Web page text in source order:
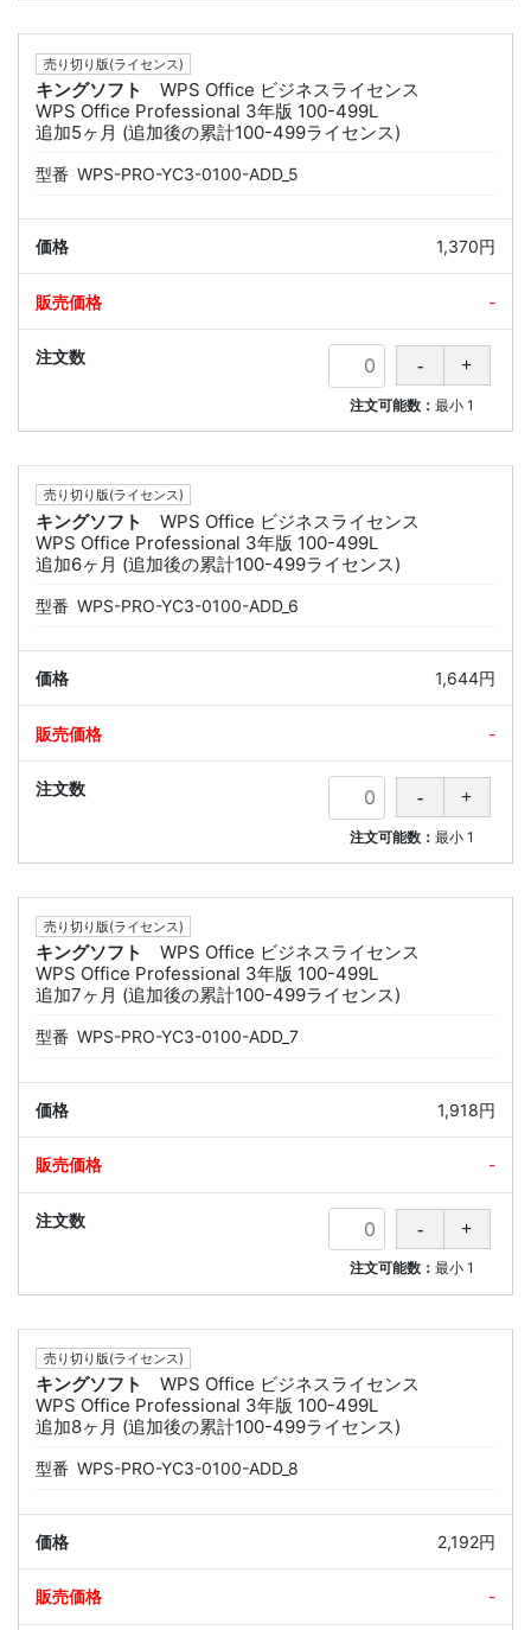
売り切り版(ライセンス)
キングソフト
WPS Office ビジネスライセンス
WPS Office Professional 3年版 100-499L
追加5ヶ月 (追加後の累計100-499ライセンス)
型番 WPS-PRO-YC3-0100-ADD_5
1,370円
-
注文可能数：最小 1
売り切り版(ライセンス)
キングソフト
WPS Office ビジネスライセンス
WPS Office Professional 3年版 100-499L
追加6ヶ月 (追加後の累計100-499ライセンス)
型番 WPS-PRO-YC3-0100-ADD_6
1,644円
-
注文可能数：最小 1
売り切り版(ライセンス)
キングソフト
WPS Office ビジネスライセンス
WPS Office Professional 3年版 100-499L
追加7ヶ月 (追加後の累計100-499ライセンス)
型番 WPS-PRO-YC3-0100-ADD_7
1,918円
-
注文可能数：最小 1
売り切り版(ライセンス)
キングソフト
WPS Office ビジネスライセンス
WPS Office Professional 3年版 100-499L
追加8ヶ月 (追加後の累計100-499ライセンス)
型番 WPS-PRO-YC3-0100-ADD_8
2,192円
-